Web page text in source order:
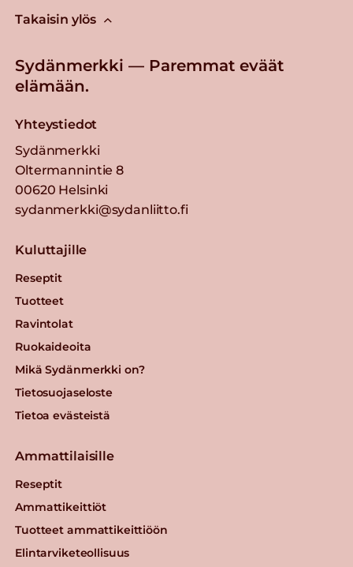
Takaisin ylös
Sydänmerkki — Paremmat eväät
elämään.
Yhteystiedot
Sydänmerkki
Oltermannintie 8
00620 Helsinki
sydanmerkki@sydanliitto.fi
Kuluttajille
Reseptit
Tuotteet
Ravintolat
Ruokaideoita
Mikä Sydänmerkki on?
Tietosuojaseloste
Tietoa evästeistä
Ammattilaisille
Reseptit
Ammattikeittiöt
Tuotteet ammattikeittiöön
Elintarviketeollisuus